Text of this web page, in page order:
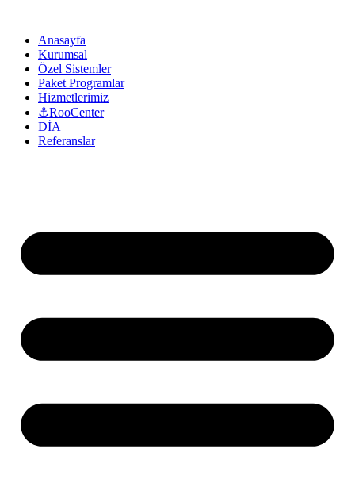
Anasayfa
Kurumsal
Özel Sistemler
Paket Programlar
Hizmetlerimiz
⚓RooCenter
DİA
Referanslar